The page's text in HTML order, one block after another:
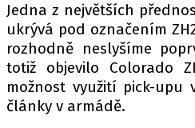
SLEDUJTE NÁS
Máte příběh,
Pošlete e-mail na
Jedna z největších
ukrývá pod označením
rozhodně neslyšíme
totiž objevilo Colorado
možnost využití pick-upu
články v armádě.